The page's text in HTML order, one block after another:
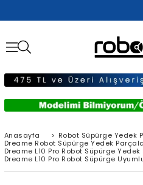
Anasayfa > Robot Süpürge Yedek
Dreame Robot Süpürge Yedek
Dreame L10 Pro Robot Süpürge Yedek
Dreame L10 Pro Robot Süpürge